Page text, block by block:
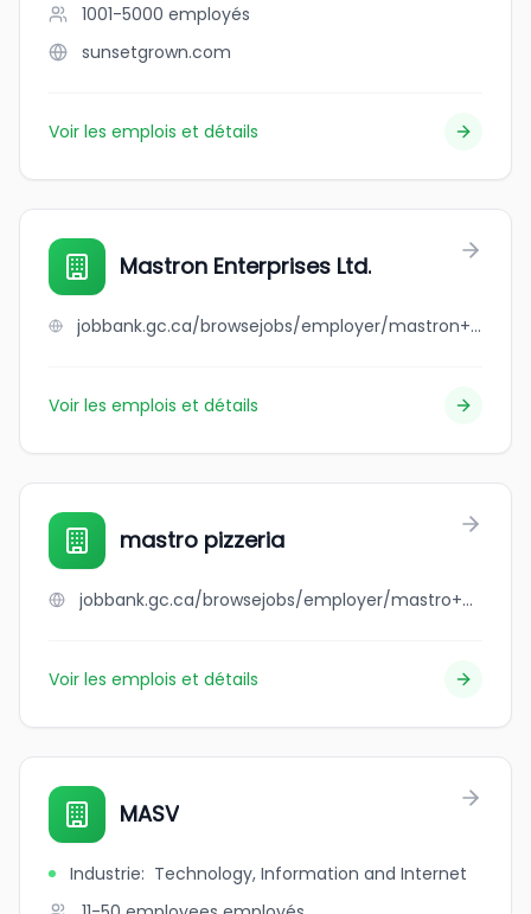
1001-5000 employés
sunsetgrown.com
Voir les emplois et détails
Mastron Enterprises Ltd.
jobbank.gc.ca/browsejobs/employer/mastron+enterprises+ltd./ca
Voir les emplois et détails
mastro pizzeria
jobbank.gc.ca/browsejobs/employer/mastro+pizzeria/ca
Voir les emplois et détails
MASV
Industrie: Technology, Information and Internet